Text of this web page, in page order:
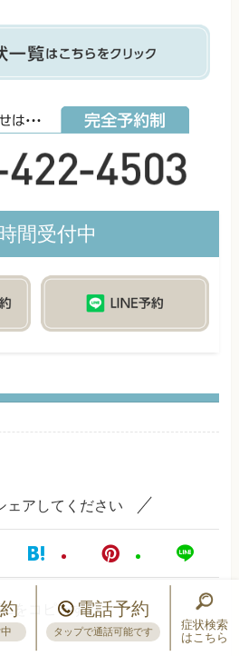
間受付中
ェアしてください
をコピーする電話予約
タップで通話可能です
症状検索
はこちら